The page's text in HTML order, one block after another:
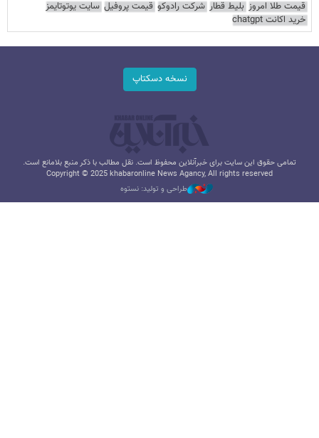
قیمت طلا امروز بلیط قطار شرکت رادوکو قیمت پروفیل سایت یوتوتایمز
خرید اکانت chatgpt
نسخه دسکتاپ
تمامی حقوق این سایت برای خبرآنلاین محفوظ است. نقل مطالب با ذکر منبع بلامانع است.
Copyright © 2025 khabaronline News Agancy, All rights reserved
طراحی و تولید: نستوه